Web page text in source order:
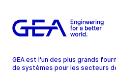
GEA est l'un des plus grands
de systèmes pour les secteurs